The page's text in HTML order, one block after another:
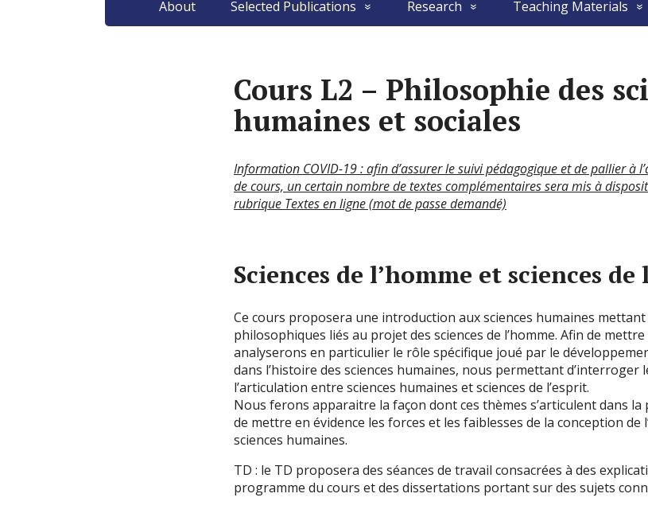
About Selected Publications Research Teaching Materials
Cours L2 – Philosophie des
humaines et sociales
Information COVID-19 : afin d’assurer le suivi pédagogique et de pallier à
de cours, un certain nombre de textes complémentaires sera mis à
rubrique Textes en ligne (mot de passe demandé)
Sciences de l’homme et sciences de
Ce cours proposera une introduction aux sciences humaines mettant
philosophiques liés au projet des sciences de l’homme. Afin de
analyserons en particulier le rôle spécifique joué par le
dans l’histoire des sciences humaines, nous permettant d’interroger
l’articulation entre sciences humaines et sciences de l’esprit.
Nous ferons apparaitre la façon dont ces thèmes s’articulent dans la
de mettre en évidence les forces et les faiblesses de la conception de
sciences humaines.
TD : le TD proposera des séances de travail consacrées à des
programme du cours et des dissertations portant sur des sujets